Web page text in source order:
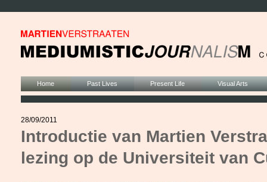
Home Past Lives Present Life Visual Arts
28/09/2011
Introductie van Martien
lezing op de Universiteit van